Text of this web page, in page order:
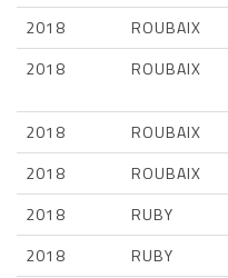
2018
ROUBAIX
2018
ROUBAIX
2018
ROUBAIX
2018
ROUBAIX
2018
RUBY
2018
RUBY